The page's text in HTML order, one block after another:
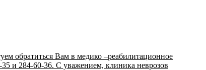
обратиться Вам в медико –реабилитационное
и 284-60-36. С уважением, клиника неврозов